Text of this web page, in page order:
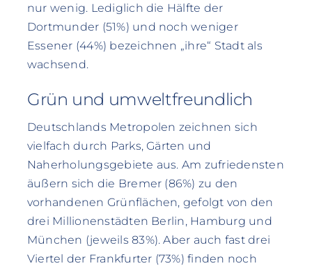
nur wenig. Lediglich die Hälfte der
Dortmunder (51%) und noch weniger
Essener (44%) bezeichnen „ihre“ Stadt als
wachsend.
Grün und umweltfreundlich
Deutschlands Metropolen zeichnen sich
vielfach durch Parks, Gärten und
Naherholungsgebiete aus. Am zufriedensten
äußern sich die Bremer (86%) zu den
vorhandenen Grünflächen, gefolgt von den
drei Millionenstädten Berlin, Hamburg und
München (jeweils 83%). Aber auch fast drei
Viertel der Frankfurter (73%) finden noch